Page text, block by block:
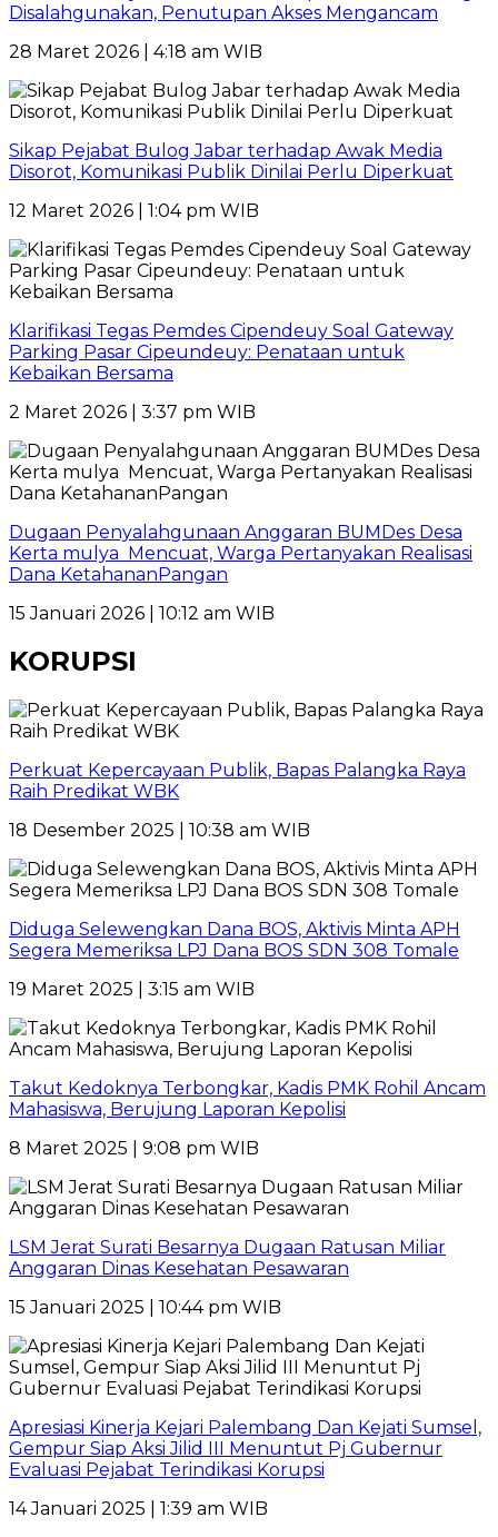
Disalahgunakan, Penutupan Akses Mengancam
28 Maret 2026 | 4:18 am WIB
Sikap Pejabat Bulog Jabar terhadap Awak Media
Disorot, Komunikasi Publik Dinilai Perlu Diperkuat
12 Maret 2026 | 1:04 pm WIB
Klarifikasi Tegas Pemdes Cipendeuy Soal Gateway
Parking Pasar Cipeundeuy: Penataan untuk
Kebaikan Bersama
2 Maret 2026 | 3:37 pm WIB
Dugaan Penyalahgunaan Anggaran BUMDes Desa
Kerta mulya Mencuat, Warga Pertanyakan Realisasi
Dana KetahananPangan
15 Januari 2026 | 10:12 am WIB
KORUPSI
Perkuat Kepercayaan Publik, Bapas Palangka Raya
Raih Predikat WBK
18 Desember 2025 | 10:38 am WIB
Diduga Selewengkan Dana BOS, Aktivis Minta APH
Segera Memeriksa LPJ Dana BOS SDN 308 Tomale
19 Maret 2025 | 3:15 am WIB
Takut Kedoknya Terbongkar, Kadis PMK Rohil Ancam
Mahasiswa, Berujung Laporan Kepolisi
8 Maret 2025 | 9:08 pm WIB
LSM Jerat Surati Besarnya Dugaan Ratusan Miliar
Anggaran Dinas Kesehatan Pesawaran
15 Januari 2025 | 10:44 pm WIB
Apresiasi Kinerja Kejari Palembang Dan Kejati Sumsel,
Gempur Siap Aksi Jilid III Menuntut Pj Gubernur
Evaluasi Pejabat Terindikasi Korupsi
14 Januari 2025 | 1:39 am WIB